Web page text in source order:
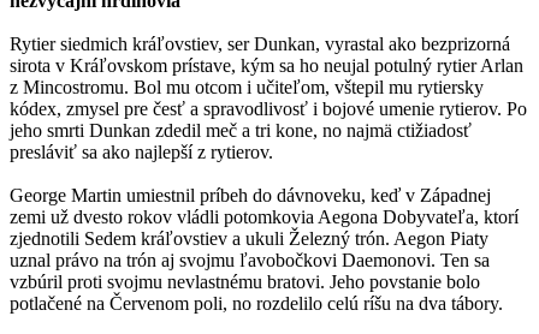
Rytier siedmich kráľovstiev, ser Dunkan, vyrastal ako bezprizorná
sirota v Kráľovskom prístave, kým sa ho neujal potulný rytier Arlan
z Mincostromu. Bol mu otcom i učiteľom, vštepil mu rytiersky
kódex, zmysel pre česť a spravodlivosť i bojové umenie rytierov. Po
jeho smrti Dunkan zdedil meč a tri kone, no najmä ctižiadosť
presláviť sa ako najlepší z rytierov.
George Martin umiestnil príbeh do dávnoveku, keď v Západnej
zemi už dvesto rokov vládli potomkovia Aegona Dobyvateľa, ktorí
zjednotili Sedem kráľovstiev a ukuli Železný trón. Aegon Piaty
uznal právo na trón aj svojmu ľavobočkovi Daemonovi. Ten sa
vzbúril proti svojmu nevlastnému bratovi. Jeho povstanie bolo
potlačené na Červenom poli, no rozdelilo celú ríšu na dva tábory.